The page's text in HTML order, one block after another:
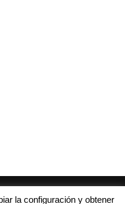
la configuración y obtener